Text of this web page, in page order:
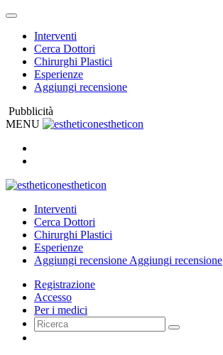
Interventi
Cerca Dottori
Chirurghi Plastici
Esperienze
Aggiungi recensione
Pubblicità
MENU
estheticon
estheticon
Interventi
Cerca Dottori
Chirurghi Plastici
Esperienze
Aggiungi recensione Aggiungi recensione
Registrazione
Accesso
Per i medici